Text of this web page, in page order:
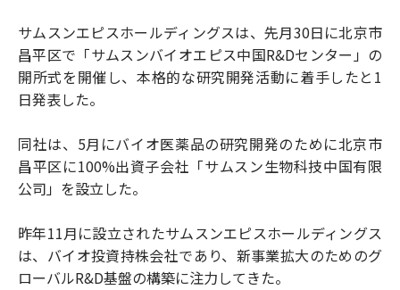
サムスンエピスホールディングスは、先月30日に北京市
昌平区で「サムスンバイオエピス中国R&Dセンター」の
開所式を開催し、本格的な研究開発活動に着手したと1
日発表した。
同社は、5月にバイオ医薬品の研究開発のために北京市
昌平区に100%出資子会社「サムスン生物科技中国有限
公司」を設立した。
昨年11月に設立されたサムスンエピスホールディングス
は、バイオ投資持株会社であり、新事業拡大のためのグ
ローバルR&D基盤の構築に注力してきた。